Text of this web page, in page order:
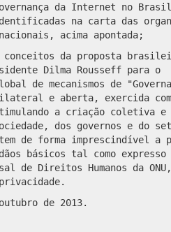
da Internet no
na carta das
acima apontada;
da proposta
Dilma Rousseff para o
de mecanismos de
e aberta, exercida com
a criação coletiva e
dos governos e do
de forma imprescindível a
básicos tal como expresso
de Direitos Humanos da
de 2013.